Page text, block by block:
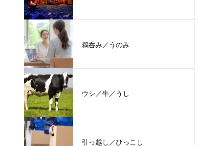
鵜呑み／うのみ
ウシ／牛／うし
引っ越し／ひっこし